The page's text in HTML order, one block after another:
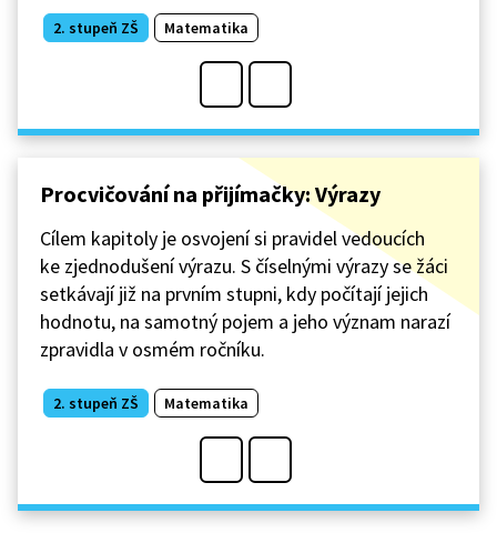
2. stupeň ZŠ Matematika
Procvičování na přijímačky: Výrazy
Cílem kapitoly je osvojení si pravidel vedoucích
ke zjednodušení výrazu. S číselnými výrazy se žáci
setkávají již na prvním stupni, kdy počítají jejich
hodnotu, na samotný pojem a jeho význam narazí
zpravidla v osmém ročníku.
2. stupeň ZŠ Matematika